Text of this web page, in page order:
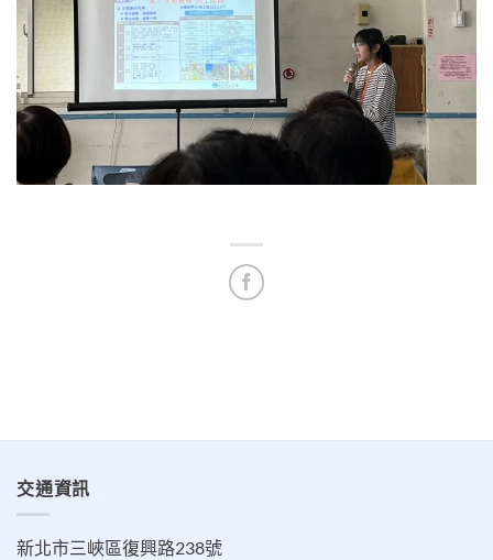
交通資訊
新北市三峽區復興路238號